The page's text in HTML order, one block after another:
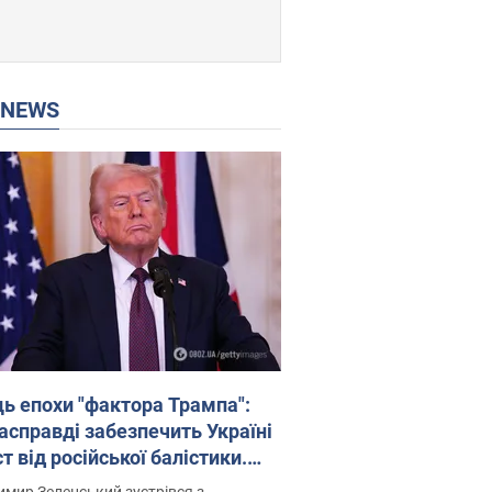
NEWS
епохи "фактора Трампа":
забезпечить Україні
від російської балістики.
з Безсмертним